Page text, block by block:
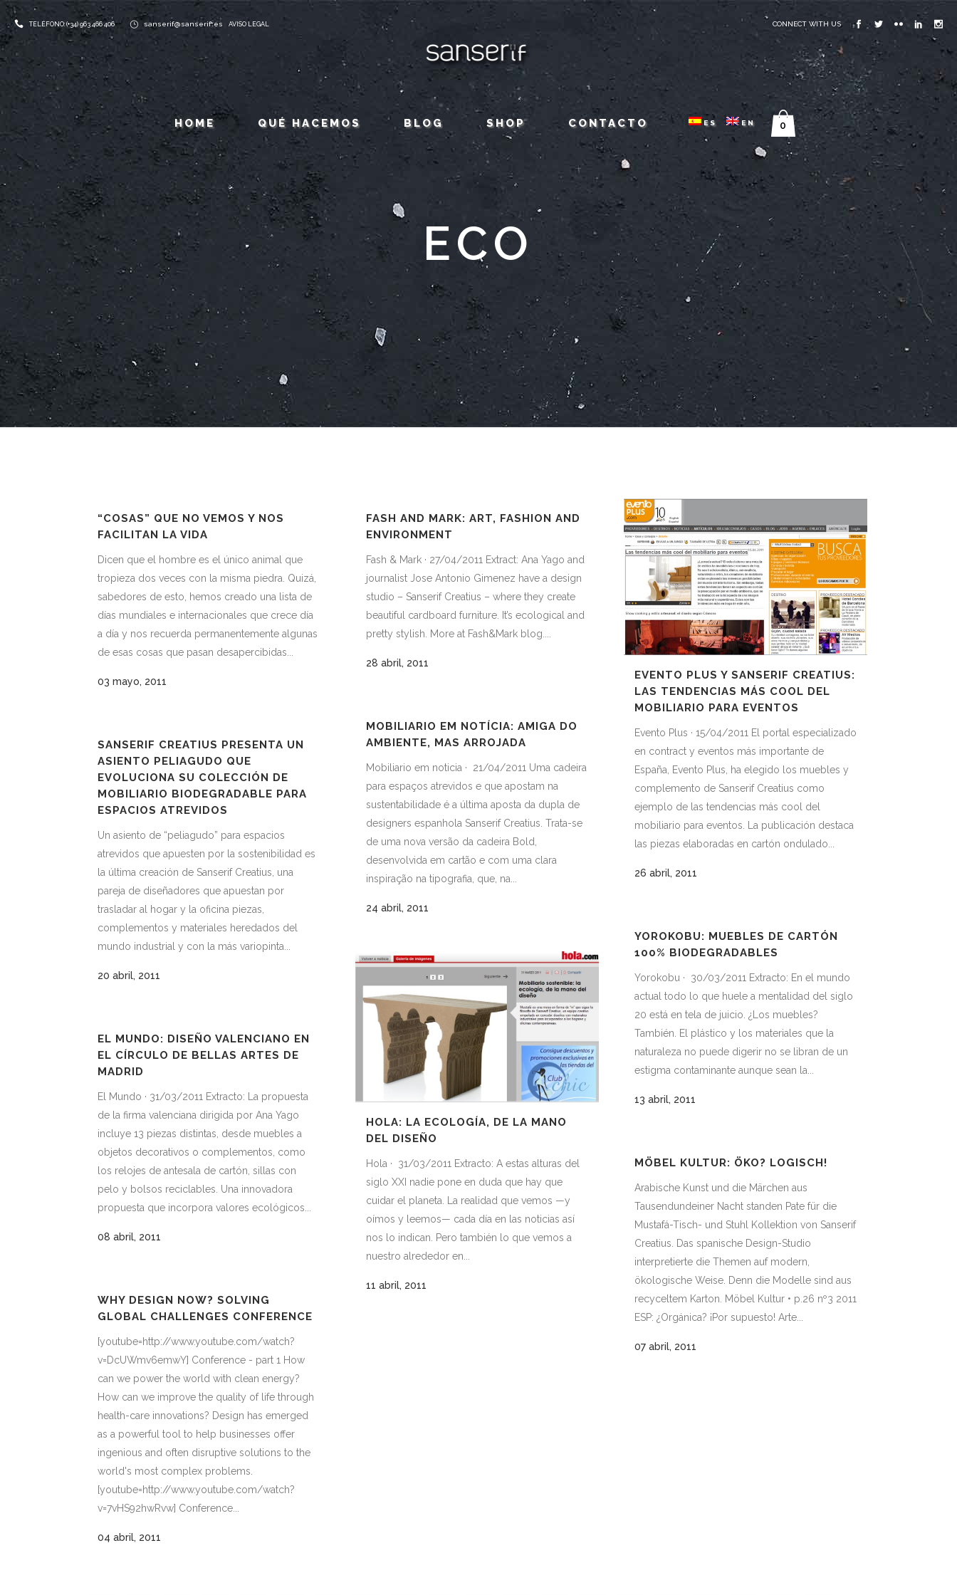
TELÉFONO: (+34) 963 466 406 sanserif@sanserif.es AVISO LEGAL CONNECT WITH US
HOME QUÉ HACEMOS BLOG SHOP CONTACTO ES EN 0
ECO
“COSAS” QUE NO VEMOS Y NOS
FACILITAN LA VIDA
Dicen que el hombre es el único animal que
tropieza dos veces con la misma piedra. Quizá,
sabedores de esto, hemos creado una lista de
días mundiales e internacionales que crece día
a día y nos recuerda permanentemente algunas
de esas cosas que pasan desapercibidas...
03 mayo, 2011
FASH AND MARK: ART, FASHION AND
ENVIRONMENT
Fash & Mark · 27/04/2011 Extract: Ana Yago and
journalist Jose Antonio Gimenez have a design
studio – Sanserif Creatius – where they create
beautiful cardboard furniture. It’s ecological and
pretty stylish. More at Fash&Mark blog....
28 abril, 2011
EVENTO PLUS Y SANSERIF CREATIUS:
LAS TENDENCIAS MÁS COOL DEL
MOBILIARIO PARA EVENTOS
Evento Plus · 15/04/2011 El portal especializado
en contract y eventos más importante de
España, Evento Plus, ha elegido los muebles y
complemento de Sanserif Creatius como
ejemplo de las tendencias más cool del
mobiliario para eventos. La publicación destaca
las piezas elaboradas en cartón ondulado...
26 abril, 2011
MOBILIARIO EM NOTÍCIA: AMIGA DO
AMBIENTE, MAS ARROJADA
Mobiliario em noticia · 21/04/2011 Uma cadeira
para espaços atrevidos e que apostam na
sustentabilidade é a última aposta da dupla de
designers espanhola Sanserif Creatius. Trata-se
de uma nova versão da cadeira Bold,
desenvolvida em cartão e com uma clara
inspiração na tipografia, que, na...
24 abril, 2011
SANSERIF CREATIUS PRESENTA UN
ASIENTO PELIAGUDO QUE
EVOLUCIONA SU COLECCIÓN DE
MOBILIARIO BIODEGRADABLE PARA
ESPACIOS ATREVIDOS
Un asiento de “peliagudo” para espacios
atrevidos que apuesten por la sostenibilidad es
la última creación de Sanserif Creatius, una
pareja de diseñadores que apuestan por
trasladar al hogar y la oficina piezas,
complementos y materiales heredados del
mundo industrial y con la más variopinta...
20 abril, 2011
YOROKOBU: MUEBLES DE CARTÓN
100% BIODEGRADABLES
Yorokobu · 30/03/2011 Extracto: En el mundo
actual todo lo que huele a mentalidad del siglo
20 está en tela de juicio. ¿Los muebles?
También. El plástico y los materiales que la
naturaleza no puede digerir no se libran de un
estigma contaminante aunque sean la...
13 abril, 2011
HOLA: LA ECOLOGÍA, DE LA MANO
DEL DISEÑO
Hola · 31/03/2011 Extracto: A estas alturas del
siglo XXI nadie pone en duda que hay que
cuidar el planeta. La realidad que vemos —y
oímos y leemos— cada día en las noticias así
nos lo indican. Pero también lo que vemos a
nuestro alrededor en...
11 abril, 2011
EL MUNDO: DISEÑO VALENCIANO EN
EL CÍRCULO DE BELLAS ARTES DE
MADRID
El Mundo · 31/03/2011 Extracto: La propuesta
de la firma valenciana dirigida por Ana Yago
incluye 13 piezas distintas, desde muebles a
objetos decorativos o complementos, como
los relojes de antesala de cartón, sillas con
pelo y bolsos reciclables. Una innovadora
propuesta que incorpora valores ecológicos...
08 abril, 2011
MÖBEL KULTUR: ÖKO? LOGISCH!
Arabische Kunst und die Märchen aus
Tausendundeiner Nacht standen Pate für die
Mustafá-Tisch- und Stuhl Kollektion von Sanserif
Creatius. Das spanische Design-Studio
interpretierte die Themen auf modern,
ökologische Weise. Denn die Modelle sind aus
recyceltem Karton. Möbel Kultur • p.26 nº3 2011
ESP: ¿Orgánica? ¡Por supuesto! Arte...
07 abril, 2011
WHY DESIGN NOW? SOLVING
GLOBAL CHALLENGES CONFERENCE
[youtube=http://www.youtube.com/watch?
v=DcUWmv6emwY] Conference - part 1 How
can we power the world with clean energy?
How can we improve the quality of life through
health-care innovations? Design has emerged
as a powerful tool to help businesses offer
ingenious and often disruptive solutions to the
world's most complex problems.
[youtube=http://www.youtube.com/watch?
v=7vHS92hwRvw] Conference...
04 abril, 2011